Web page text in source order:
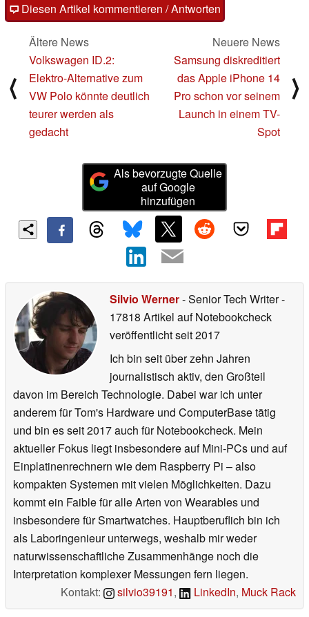
Diesen Artikel kommentieren / Antworten
⟨
Ältere News
Volkswagen ID.2:
Elektro-Alternative zum
VW Polo könnte deutlich
teurer werden als
gedacht
Neuere News
Samsung diskreditiert
das Apple iPhone 14
Pro schon vor seinem
Launch in einem TV-
Spot
⟩
Als bevorzugte Quelle
auf Google
hinzufügen
Silvio Werner- Senior Tech Writer-
17818 Artikel auf Notebookcheck
veröffentlichtseit 2017
Ich bin seit über zehn Jahren
journalistisch aktiv, den Großteil
davon im Bereich Technologie. Dabei war ich unter
anderem für Tom's Hardware und ComputerBase tätig
und bin es seit 2017 auch für Notebookcheck. Mein
aktueller Fokus liegt insbesondere auf Mini-PCs und auf
Einplatinenrechnern wie dem Raspberry Pi – also
kompakten Systemen mit vielen Möglichkeiten. Dazu
kommt ein Faible für alle Arten von Wearables und
insbesondere für Smartwatches. Hauptberuflich bin ich
als Laboringenieur unterwegs, weshalb mir weder
naturwissenschaftliche Zusammenhänge noch die
Interpretation komplexer Messungen fern liegen.
Kontakt:
silvio39191, LinkedIn, Muck Rack